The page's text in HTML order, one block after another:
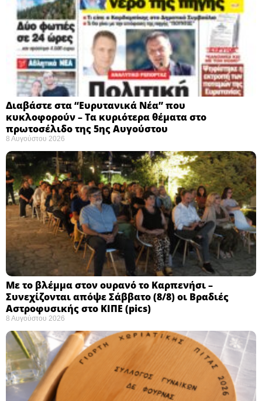
Διαβάστε στα “Ευρυτανικά Νέα” που
κυκλοφορούν – Τα κυριότερα θέματα στο
πρωτοσέλιδο της 5ης Αυγούστου
8 Αυγούστου 2026
Με το βλέμμα στον ουρανό το Καρπενήσι –
Συνεχίζονται απόψε Σάββατο (8/8) οι Βραδιές
Αστροφυσικής στο ΚΙΠΕ (pics)
8 Αυγούστου 2026